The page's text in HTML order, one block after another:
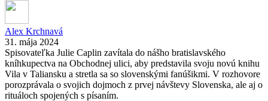
Alex Krchnavá
31. mája 2024
Spisovateľka Julie Caplin zavítala do nášho bratislavského
kníhkupectva na Obchodnej ulici, aby predstavila svoju novú knihu
Vila v Taliansku a stretla sa so slovenskými fanúšikmi. V rozhovore
porozprávala o svojich dojmoch z prvej návštevy Slovenska, ale aj o
rituáloch spojených s písaním.